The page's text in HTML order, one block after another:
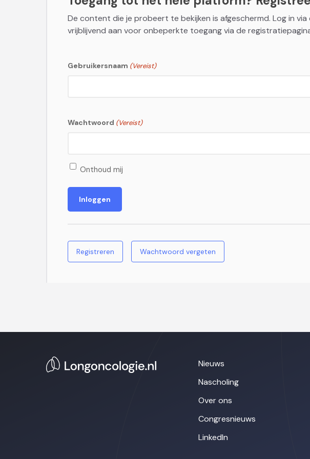
De content die je probeert te bekijken is afgeschermd. Log in
vrijblijvend aan voor onbeperkte toegang via de
Gebruikersnaam (Vereist)
Wachtwoord (Vereist)
Onthoud mij
Registreren Wachtwoord vergeten
Nieuws
Nascholing
Over ons
Congresnieuws
LinkedIn